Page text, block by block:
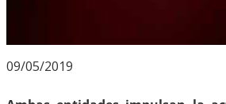
09/05/2019